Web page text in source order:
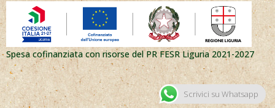
Spesa cofinanziata con risorse del PR FESR Liguria 2021-2027
Scrivici su Whatsapp